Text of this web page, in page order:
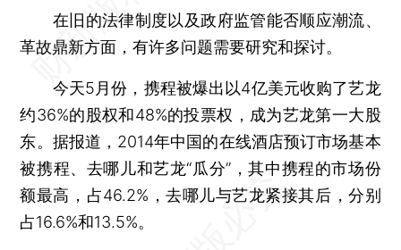
在旧的法律制度以及政府监管能否顺应潮流、
革故鼎新方面，有许多问题需要研究和探讨。
今天5月份，携程被爆出以4亿美元收购了艺龙
约36%的股权和48%的投票权，成为艺龙第一大股
东。据报道，2014年中国的在线酒店预订市场基本
被携程、去哪儿和艺龙“瓜分”，其中携程的市场份
额最高，占46.2%，去哪儿与艺龙紧接其后，分别
占16.6%和13.5%。